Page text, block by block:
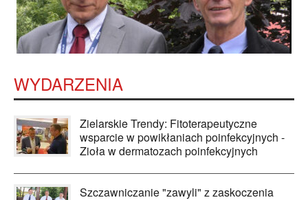
WYDARZENIA
Zielarskie Trendy: Fitoterapeutyczne
wsparcie w powikłaniach poinfekcyjnych -
Zioła w dermatozach poinfekcyjnych
Szczawniczanie "zawyli" z zaskoczenia